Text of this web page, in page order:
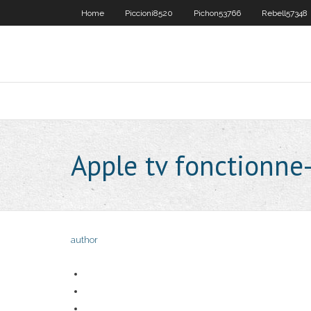
Home Piccioni8520 Pichon53766 Rebell57348
Apple tv
author